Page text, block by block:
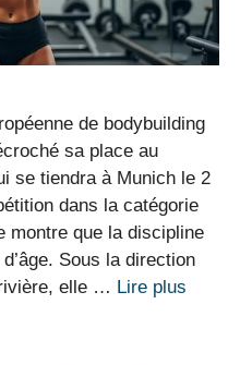
de bodybuilding
sa place au
se tiendra à Munich le 2
dans la catégorie
montre que la discipline
Sous la direction
elle … Lire plus